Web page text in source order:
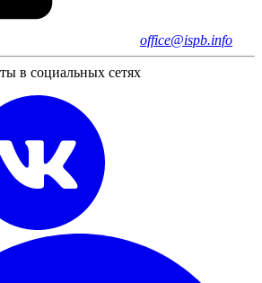
office@ispb.info
в социальных сетях